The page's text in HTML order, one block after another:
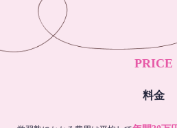
PRICE
料金